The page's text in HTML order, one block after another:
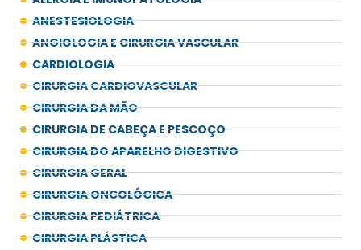
ANESTESIOLOGIA
ANGIOLOGIA E CIRURGIA VASCULAR
CARDIOLOGIA
CIRURGIA CARDIOVASCULAR
CIRURGIA DA MÃO
CIRURGIA DE CABEÇA E PESCOÇO
CIRURGIA DO APARELHO DIGESTIVO
CIRURGIA GERAL
CIRURGIA ONCOLÓGICA
CIRURGIA PEDIÁTRICA
CIRURGIA PLÁSTICA